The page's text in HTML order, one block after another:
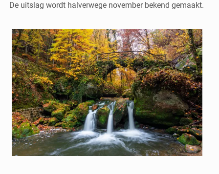
De uitslag wordt halverwege november bekend gemaakt.